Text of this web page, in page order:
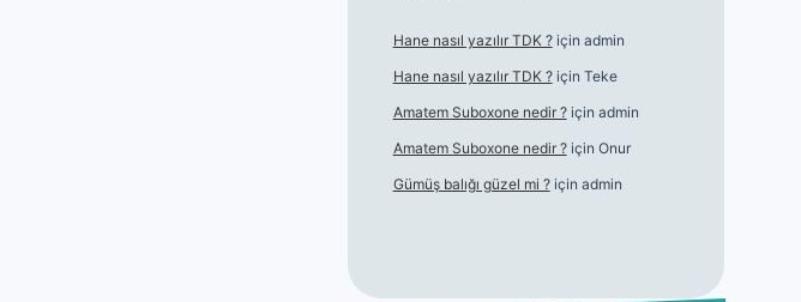
Hane nasıl yazılır TDK ?için admin
Hane nasıl yazılır TDK ?için Teke
Amatem Suboxone nedir ?için admin
Amatem Suboxone nedir ?için Onur
Gümüş balığı güzel mi ?için admin